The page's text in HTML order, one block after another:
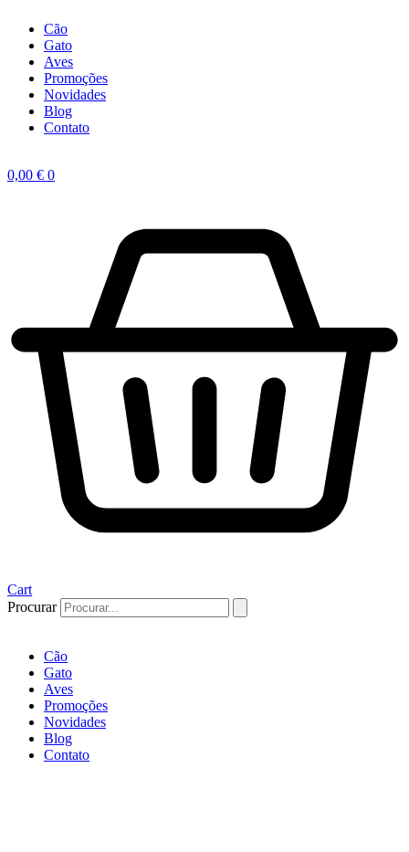
Cão
Gato
Aves
Promoções
Novidades
Blog
Contato
0,00 € 0
Cart
Procurar
Cão
Gato
Aves
Promoções
Novidades
Blog
Contato